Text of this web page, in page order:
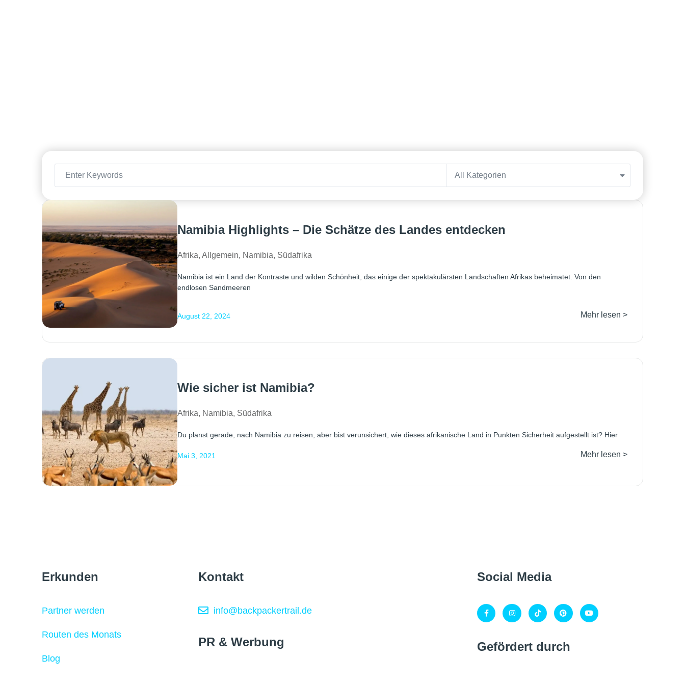
All Kategorien
Namibia Highlights – Die Schätze des Landes entdecken
Afrika, Allgemein, Namibia, Südafrika
Namibia ist ein Land der Kontraste und wilden Schönheit, das einige der spektakulärsten Landschaften Afrikas beheimatet. Von den
endlosen Sandmeeren
August 22, 2024 Mehr lesen >
Wie sicher ist Namibia?
Afrika, Namibia, Südafrika
Du planst gerade, nach Namibia zu reisen, aber bist verunsichert, wie dieses afrikanische Land in Punkten Sicherheit aufgestellt ist? Hier
Mai 3, 2021 Mehr lesen >
Erkunden
Partner werden
Routen des Monats
Blog
Kontakt
info@backpackertrail.de
PR & Werbung
Social Media
Gefördert durch